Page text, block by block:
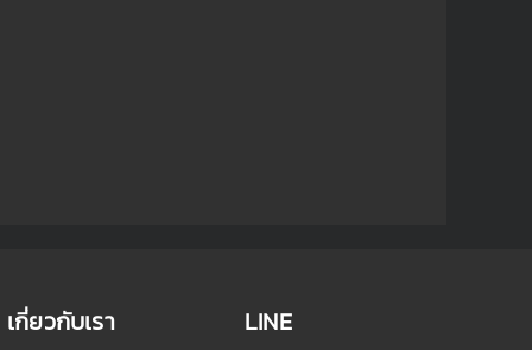
เกี่ยวกับเรา LINE